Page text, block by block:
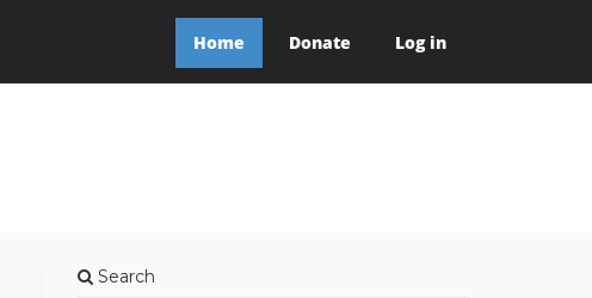
Home Donate Log in
Search